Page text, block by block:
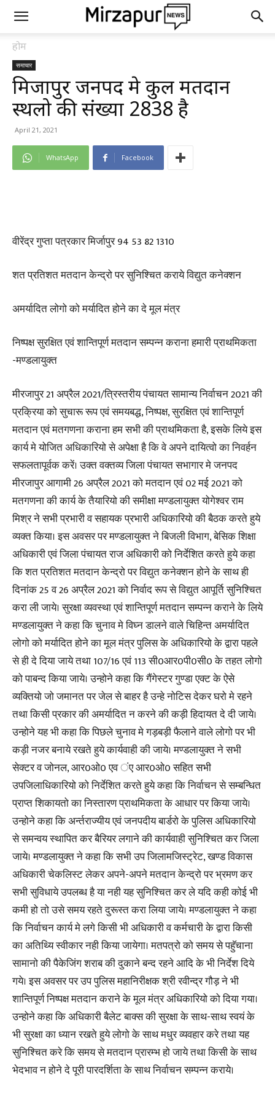
होम
समाचार
मिर्जापुर जनपद मे कुल मतदान
स्थलो की संख्या 2838 है
April 21, 2021
WhatsApp Facebook
वीरेंद्र गुप्ता पत्रकार मिर्जापुर 94 53 82 1310
शत प्रतिशत मतदान केन्द्रो पर सुनिश्चित कराये विद्युत कनेक्शन
अमर्यादित लोगो को मर्यादित होने का दे मूल मंत्र
निष्पक्ष सुरक्षित एवं शान्तिपूर्ण मतदान सम्पन्न कराना हमारी प्राथमिकता
-मण्डलायुक्त
मीरजापुर 21 अप्रैल 2021/त्रिस्तरीय पंचायत सामान्य निर्वाचन 2021 की
प्रक्रिया को सुचारू रूप एवं समयबद्ध, निष्पक्ष, सुरक्षित एवं शान्तिपूर्ण
मतदान एवं मतगणना कराना हम सभी की प्राथमिकता है, इसके लिये इस
कार्य मे योजित अधिकारियो से अपेक्षा है कि वे अपने दायित्वो का निवर्हन
सफलतापूर्वक करें। उक्त वक्तव्य जिला पंचायत सभागार मे जनपद
मीरजापुर आगामी 26 अप्रैल 2021 को मतदान एवं 02 मई 2021 को
मतगणना की कार्य के तैयारियो की समीक्षा मण्डलायुक्त योगेश्वर राम
मिश्र ने सभी प्रभारी व सहायक प्रभारी अधिकारियो की बैठक करते हुये
व्यक्त किया। इस अवसर पर मण्डलायुक्त ने बिजली विभाग, बेसिक शिक्षा
अधिकारी एवं जिला पंचायत राज अधिकारी को निर्देशित करते हुये कहा
कि शत प्रतिशत मतदान केन्द्रो पर विद्युत कनेक्शन होने के साथ ही
दिनांक 25 व 26 अप्रैल 2021 को निर्वाद रूप से विद्युत आपूर्ति सुनिश्चित
करा ली जाये। सुरक्षा व्यवस्था एवं शान्तिपूर्ण मतदान सम्पन्न कराने के लिये
मण्डलायुक्त ने कहा कि चुनाव मे विघ्न डालने वाले चिहिन्त अमर्यादित
लोगो को मर्यादित होने का मूल मंत्र पुलिस के अधिकारियो के द्वारा पहले
से ही दे दिया जाये तथा 107/16 एवं 113 सी0आर0पी0सी0 के तहत लोगो
को पाबन्द किया जाये। उन्होने कहा कि गैंगेस्टर गुण्डा एक्ट के ऐसे
व्यक्तियो जो जमानत पर जेल से बाहर है उन्हे नोटिस देकर घरो मे रहने
तथा किसी प्रकार की अमर्यादित न करने की कड़ी हिदायत दे दी जाये।
उन्होने यह भी कहा कि पिछले चुनाव मे गड़बड़ी फैलाने वाले लोगो पर भी
कड़ी नजर बनाये रखते हुये कार्यवाही की जाये। मण्डलायुक्त ने सभी
सेक्टर व जोनल, आर0ओ0 एव ंए आर0ओ0 सहित सभी
उपजिलाधिकारियो को निर्देशित करते हुये कहा कि निर्वाचन से सम्बन्धित
प्राप्त शिकायतो का निस्तारण प्राथमिकता के आधार पर किया जाये।
उन्होने कहा कि अर्न्तराज्यीय एवं जनपदीय बार्डरो के पुलिस अधिकारियो
से समन्वय स्थापित कर बैरियर लगाने की कार्यवाही सुनिश्चित कर जिला
जाये। मण्डलायुक्त ने कहा कि सभी उप जिलामजिस्ट्रेट, खण्ड विकास
अधिकारी चेकलिस्ट लेकर अपने-अपने मतदान केन्द्रो पर भ्रमण कर
सभी सुविधाये उपलब्ध है या नही यह सुनिश्चित कर ले यदि कही कोई भी
कमी हो तो उसे समय रहते दुरूस्त करा लिया जाये। मण्डलायुक्त ने कहा
कि निर्वाचन कार्य मे लगे किसी भी अधिकारी व कर्मचारी के द्वारा किसी
का अतिथ्यि स्वीकार नही किया जायेगा। मतपत्रो को समय से पहुॅचाना
सामानो की पैकेजिंग शराब की दुकाने बन्द रहने आदि के भी निर्देश दिये
गये। इस अवसर पर उप पुलिस महानिरीक्षक श्री रवीन्द्र गौड़ ने भी
शान्तिपूर्ण निष्पक्ष मतदान कराने के मूल मंत्र अधिकारियो को दिया गया।
उन्होने कहा कि अधिकारी बैलेट बाक्स की सुरक्षा के साथ-साथ स्वयं के
भी सुरक्षा का ध्यान रखते हुये लोगो के साथ मधुर व्यवहार करे तथा यह
सुनिश्चित करे कि समय से मतदान प्रारम्भ हो जाये तथा किसी के साथ
भेदभाव न होने दे पूरी पारदर्शिता के साथ निर्वाचन सम्पन्न कराये।